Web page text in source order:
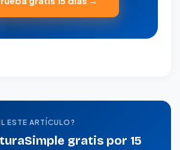
ESTE ARTÍCULO?
gratis por 15